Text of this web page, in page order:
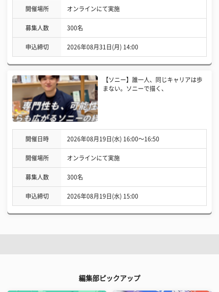
開催場所 オンラインにて実施
募集人数 300名
申込締切 2026年08月31日(月) 14:00
【ソニー】誰一人、同じキャリアは歩
まない。ソニーで描く、
開催日時 2026年08月19日(水) 16:00〜16:50
開催場所 オンラインにて実施
募集人数 300名
申込締切 2026年08月19日(水) 15:00
編集部ピックアップ